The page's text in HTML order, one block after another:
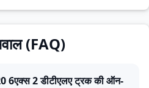
(FAQ)
6एक्स 2 डीटीएलए ट्रक की ऑन-